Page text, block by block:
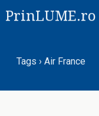
PrinLUME.ro
Tags › Air France